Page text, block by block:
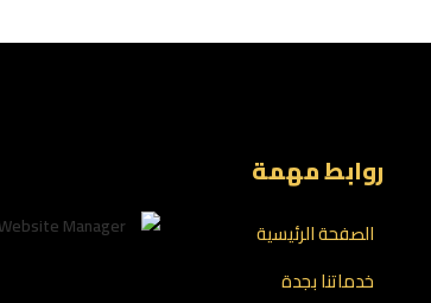
روابط مهمة
الصفحة الرئيسية
خدماتنا بجدة